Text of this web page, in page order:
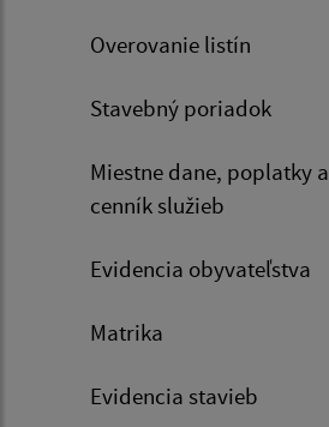
Overovanie listín
Stavebný poriadok
Miestne dane, poplatky a
cenník služieb
Evidencia obyvateľstva
Matrika
Evidencia stavieb